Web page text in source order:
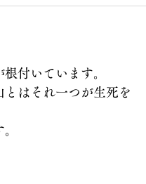
付いています。
はそれ一つが生死を